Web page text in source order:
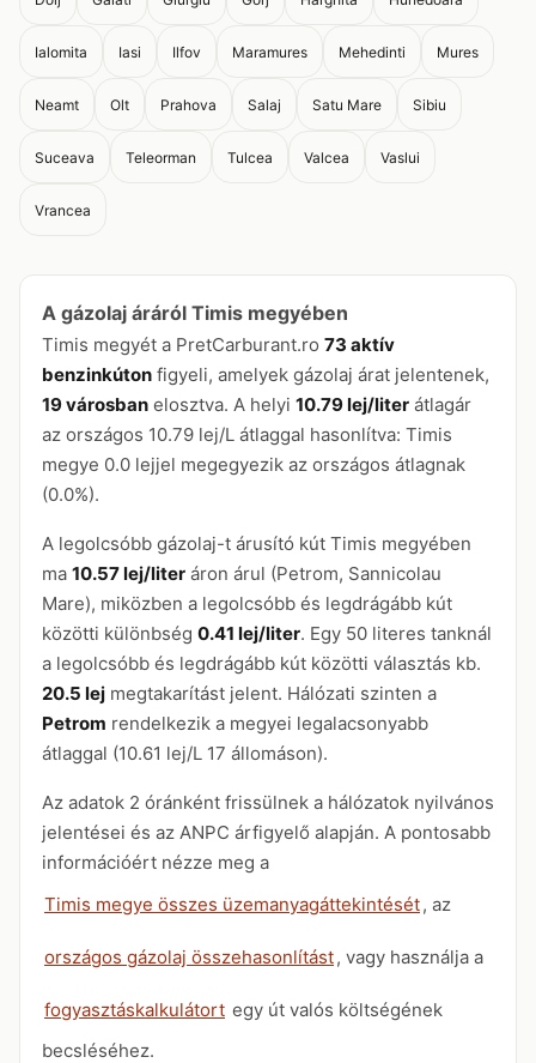
Ialomita Iasi Ilfov Maramures Mehedinti Mures
Neamt Olt Prahova Salaj Satu Mare Sibiu
Suceava Teleorman Tulcea Valcea Vaslui
Vrancea
A gázolaj áráról Timis megyében
Timis megyét a PretCarburant.ro 73 aktív
benzinkúton figyeli, amelyek gázolaj árat jelentenek,
19 városban elosztva. A helyi 10.79 lej/liter átlagár
az országos 10.79 lej/L átlaggal hasonlítva: Timis
megye 0.0 lejjel megegyezik az országos átlagnak
(0.0%).
A legolcsóbb gázolaj-t árusító kút Timis megyében
ma 10.57 lej/liter áron árul (Petrom, Sannicolau
Mare), miközben a legolcsóbb és legdrágább kút
közötti különbség 0.41 lej/liter. Egy 50 literes tanknál
a legolcsóbb és legdrágább kút közötti választás kb.
20.5 lej megtakarítást jelent. Hálózati szinten a
Petrom rendelkezik a megyei legalacsonyabb
átlaggal (10.61 lej/L 17 állomáson).
Az adatok 2 óránként frissülnek a hálózatok nyilvános
jelentései és az ANPC árfigyelő alapján. A pontosabb
információért nézze meg a
Timis megye összes üzemanyagáttekintését, az
országos gázolaj összehasonlítást, vagy használja a
fogyasztáskalkulátort egy út valós költségének
becsléséhez.